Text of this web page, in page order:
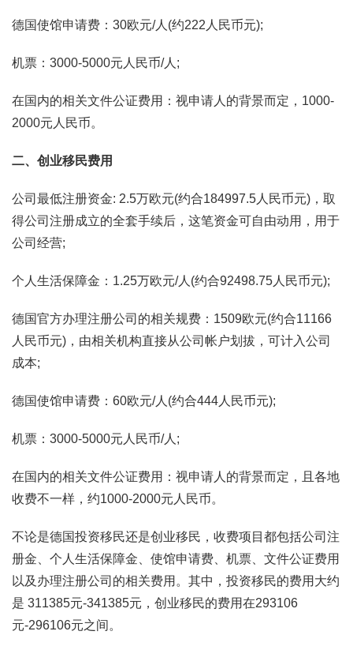
德国使馆申请费：30欧元/人(约222人民币元);
机票：3000-5000元人民币/人;
在国内的相关文件公证费用：视申请人的背景而定，1000-
2000元人民币。
二、创业移民费用
公司最低注册资金: 2.5万欧元(约合184997.5人民币元)，取
得公司注册成立的全套手续后，这笔资金可自由动用，用于
公司经营;
个人生活保障金：1.25万欧元/人(约合92498.75人民币元);
德国官方办理注册公司的相关规费：1509欧元(约合11166
人民币元)，由相关机构直接从公司帐户划拔，可计入公司
成本;
德国使馆申请费：60欧元/人(约合444人民币元);
机票：3000-5000元人民币/人;
在国内的相关文件公证费用：视申请人的背景而定，且各地
收费不一样，约1000-2000元人民币。
不论是德国投资移民还是创业移民，收费项目都包括公司注
册金、个人生活保障金、使馆申请费、机票、文件公证费用
以及办理注册公司的相关费用。其中，投资移民的费用大约
是 311385元-341385元，创业移民的费用在293106
元-296106元之间。